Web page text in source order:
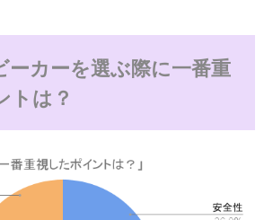
カーを選ぶ際に一番重
トは？